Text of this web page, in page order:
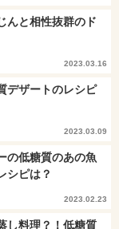
んと相性抜群のド
2023.03.16
デザートのレシピ
2023.03.09
の低糖質のあの魚
シピは？
2023.02.23
し料理？！低糖質